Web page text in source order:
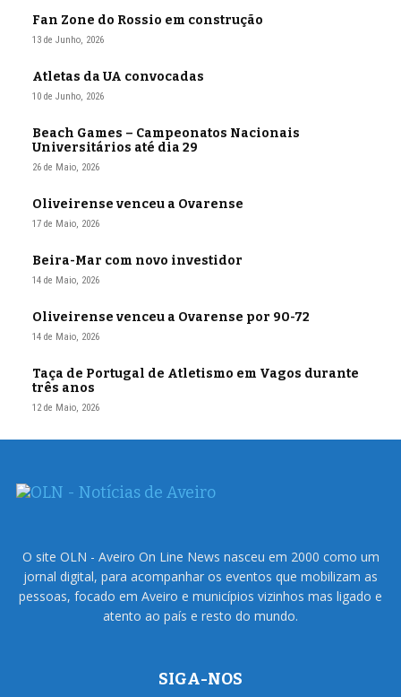
Fan Zone do Rossio em construção
13 de Junho, 2026
Atletas da UA convocadas
10 de Junho, 2026
Beach Games – Campeonatos Nacionais
Universitários até dia 29
26 de Maio, 2026
Oliveirense venceu a Ovarense
17 de Maio, 2026
Beira-Mar com novo investidor
14 de Maio, 2026
Oliveirense venceu a Ovarense por 90-72
14 de Maio, 2026
Taça de Portugal de Atletismo em Vagos durante
três anos
12 de Maio, 2026
O site OLN - Aveiro On Line News nasceu em 2000 como um
jornal digital, para acompanhar os eventos que mobilizam as
pessoas, focado em Aveiro e municípios vizinhos mas ligado e
atento ao país e resto do mundo.
SIGA-NOS